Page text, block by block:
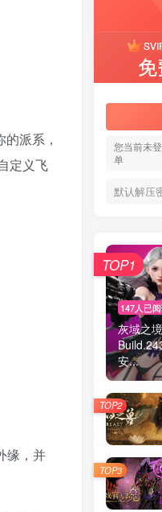
派系，
定义飞
缘，并
您当前未
单
默认解压
147人已
灰域之
安...
TOP1
TOP2
TOP3